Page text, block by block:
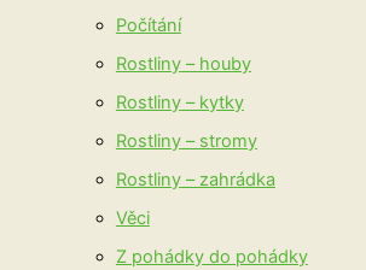
Počítání
Rostliny – houby
Rostliny – kytky
Rostliny – stromy
Rostliny – zahrádka
Věci
Z pohádky do pohádky